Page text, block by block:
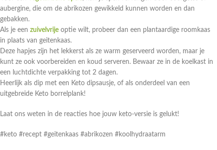
aubergine, die om de abrikozen gewikkeld kunnen worden en dan
gebakken.
Als je een zuivelvrije optie wilt, probeer dan een plantaardige roomkaas
in plaats van geitenkaas.
Deze hapjes zijn het lekkerst als ze warm geserveerd worden, maar je
kunt ze ook voorbereiden en koud serveren. Bewaar ze in de koelkast in
een luchtdichte verpakking tot 2 dagen.
Heerlijk als dip met een Keto dipsausje, of als onderdeel van een
uitgebreide Keto borrelplank!
Laat ons weten in de reacties hoe jouw keto-versie is gelukt!
#keto #recept #geitenkaas #abrikozen #koolhydraatarm